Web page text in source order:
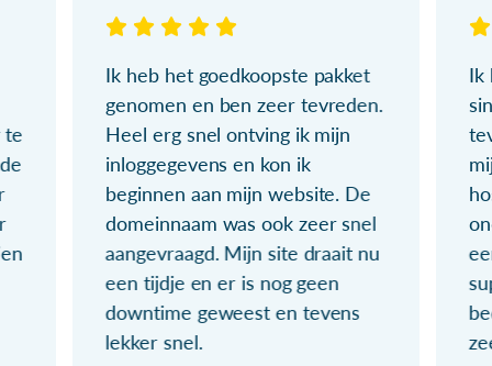
te
Ik heb het goedkoopste pakket
genomen en ben zeer tevreden.
Heel erg snel ontving ik mijn
inloggegevens en kon ik
beginnen aan mijn website. De
domeinnaam was ook zeer snel
aangevraagd. Mijn site draait nu
een tijdje en er is nog geen
downtime geweest en tevens
lekker snel.
Ik